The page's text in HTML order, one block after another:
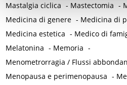
Mastalgia ciclica - Mastectomia -
Medicina di genere - Medicina di
Medicina estetica - Medico di
Melatonina - Memoria -
Menometrorragia / Flussi
Menopausa e perimenopausa -